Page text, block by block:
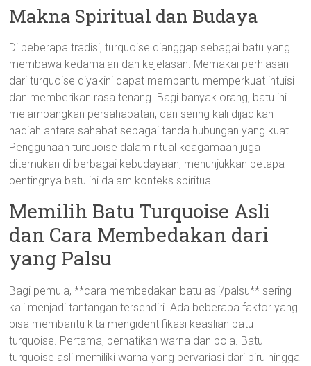
Makna Spiritual dan Budaya
Di beberapa tradisi, turquoise dianggap sebagai batu yang
membawa kedamaian dan kejelasan. Memakai perhiasan
dari turquoise diyakini dapat membantu memperkuat intuisi
dan memberikan rasa tenang. Bagi banyak orang, batu ini
melambangkan persahabatan, dan sering kali dijadikan
hadiah antara sahabat sebagai tanda hubungan yang kuat.
Penggunaan turquoise dalam ritual keagamaan juga
ditemukan di berbagai kebudayaan, menunjukkan betapa
pentingnya batu ini dalam konteks spiritual.
Memilih Batu Turquoise Asli
dan Cara Membedakan dari
yang Palsu
Bagi pemula, **cara membedakan batu asli/palsu** sering
kali menjadi tantangan tersendiri. Ada beberapa faktor yang
bisa membantu kita mengidentifikasi keaslian batu
turquoise. Pertama, perhatikan warna dan pola. Batu
turquoise asli memiliki warna yang bervariasi dari biru hingga